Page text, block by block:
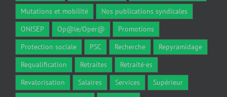
Mutations et mobilité
Nos publications syndicales
ONISEP
Op@le/Opér@
Promotions
Protection sociale
PSC Recherche
Repyramidage
Requalification
Retraites
Retraité·es
Revalorisation
Salaires Services
Supérieur